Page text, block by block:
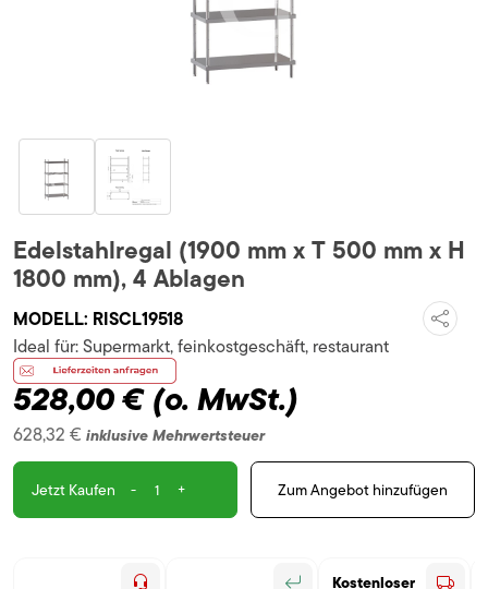
Edelstahlregal (1900 mm x T 500 mm x H
1800 mm), 4 Ablagen
MODELL: RISCL19518
528,00 €(o. MwSt.)
628,32 € inklusive Mehrwertsteuer
Ideal für:Supermarkt, feinkostgeschäft, restaurant
Jetzt Kaufen - + Zum Angebot hinzufügen
Kostenloser